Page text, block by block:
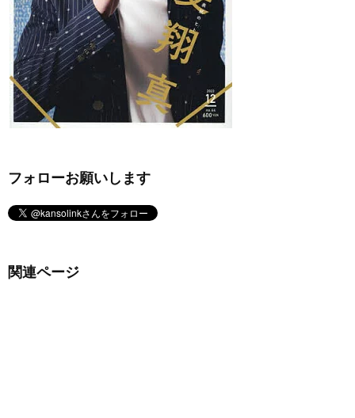
フォローお願いします
関連ページ